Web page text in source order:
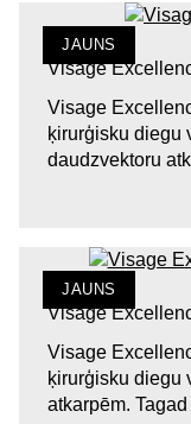
JAUNS
Visage
Visage
ķirurģisku diegu
daudzvektoru
JAUNS
Visage
Visage
ķirurģisku diegu
atkarpēm.